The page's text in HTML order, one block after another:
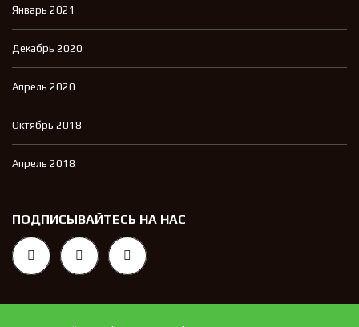
Январь 2021
Декабрь 2020
Апрель 2020
Октябрь 2018
Апрель 2018
ПОДПИСЫВАЙТЕСЬ НА НАС